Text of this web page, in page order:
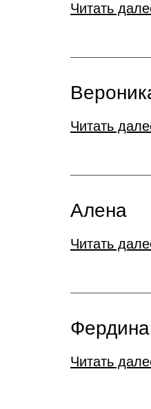
Читать
Читать
Алена
Читать
Читать